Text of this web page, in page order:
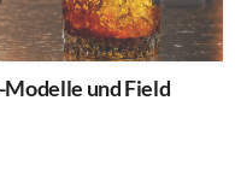
und Field